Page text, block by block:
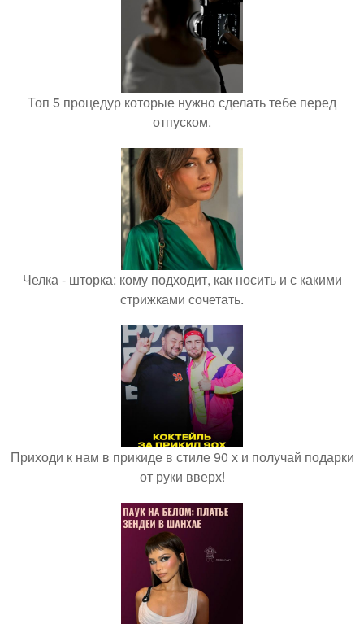
Топ 5 процедур которые нужно сделать тебе перед
отпуском.
Челка - шторка: кому подходит, как носить и с какими
стрижками сочетать.
Приходи к нам в прикиде в стиле 90 х и получай подарки
от руки вверх!